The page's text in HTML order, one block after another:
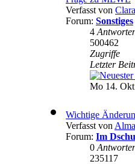
Verfasst von Clara
Forum: Sonstiges
4
500462
Zugriffe
Letzter
Mo 14.
Wichtige
Verfasst von
Forum: Im
0
235117